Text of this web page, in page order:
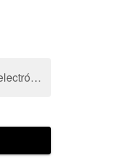
Dirección de correo electrónico